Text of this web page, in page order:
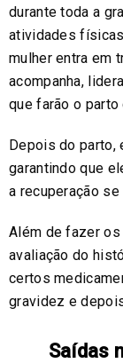
durante toda a
atividades
mulher entra em
acompanha,
que farão o parto
Depois do parto,
garantindo que
a recuperação
Além de fazer
avaliação do
certos
gravidez e
Saídas